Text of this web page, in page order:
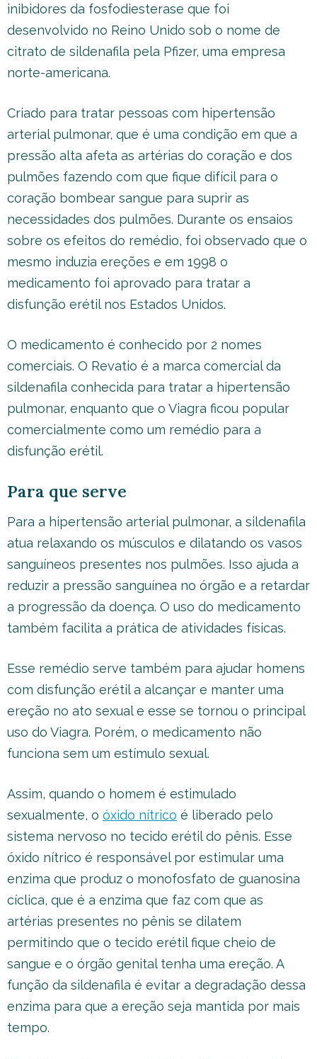
inibidores da fosfodiesterase que foi
desenvolvido no Reino Unido sob o nome de
citrato de sildenafila pela Pfizer, uma empresa
norte-americana.
Criado para tratar pessoas com hipertensão
arterial pulmonar, que é uma condição em que a
pressão alta afeta as artérias do coração e dos
pulmões fazendo com que fique difícil para o
coração bombear sangue para suprir as
necessidades dos pulmões. Durante os ensaios
sobre os efeitos do remédio, foi observado que o
mesmo induzia ereções e em 1998 o
medicamento foi aprovado para tratar a
disfunção erétil nos Estados Unidos.
O medicamento é conhecido por 2 nomes
comerciais. O Revatio é a marca comercial da
sildenafila conhecida para tratar a hipertensão
pulmonar, enquanto que o Viagra ficou popular
comercialmente como um remédio para a
disfunção erétil.
Para que serve
Para a hipertensão arterial pulmonar, a sildenafila
atua relaxando os músculos e dilatando os vasos
sanguíneos presentes nos pulmões. Isso ajuda a
reduzir a pressão sanguínea no órgão e a retardar
a progressão da doença. O uso do medicamento
também facilita a prática de atividades físicas.
Esse remédio serve também para ajudar homens
com disfunção erétil a alcançar e manter uma
ereção no ato sexual e esse se tornou o principal
uso do Viagra. Porém, o medicamento não
funciona sem um estímulo sexual.
Assim, quando o homem é estimulado
sexualmente, o óxido nítrico é liberado pelo
sistema nervoso no tecido erétil do pênis. Esse
óxido nítrico é responsável por estimular uma
enzima que produz o monofosfato de guanosina
cíclica, que é a enzima que faz com que as
artérias presentes no pênis se dilatem
permitindo que o tecido erétil fique cheio de
sangue e o órgão genital tenha uma ereção. A
função da sildenafila é evitar a degradação dessa
enzima para que a ereção seja mantida por mais
tempo.